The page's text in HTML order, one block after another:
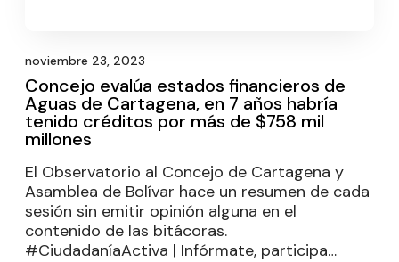
noviembre 23, 2023
Concejo evalúa estados financieros de
Aguas de Cartagena, en 7 años habría
tenido créditos por más de $758 mil
millones
El Observatorio al Concejo de Cartagena y
Asamblea de Bolívar hace un resumen de cada
sesión sin emitir opinión alguna en el
contenido de las bitácoras.
#CiudadaníaActiva | Infórmate, participa…